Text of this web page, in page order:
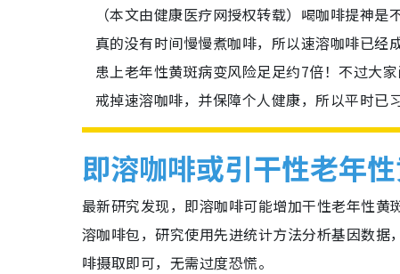
（本文由健康医疗网授权转载）喝咖啡提神
真的没有时间慢慢煮咖啡，所以速溶咖啡已经
患上老年性黄斑病变风险足足约7倍！不过大
戒掉速溶咖啡，并保障个人健康，所以平时已
即溶咖啡或引干性老年
最新研究发现，即溶咖啡可能增加干性老年性
溶咖啡包，研究使用先进统计方法分析基因数
啡摄取即可，无需过度恐慌。